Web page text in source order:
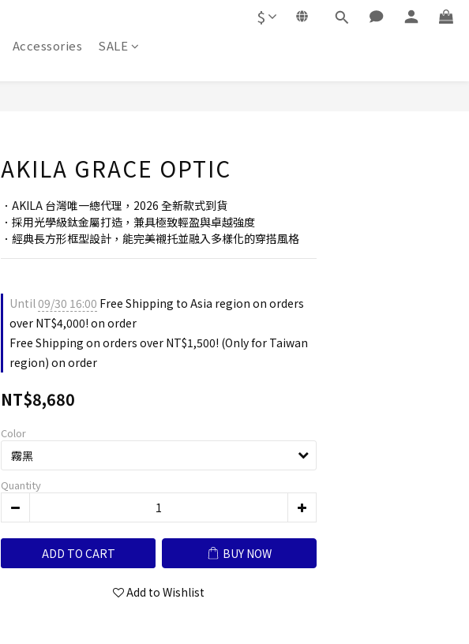
$
Accessories SALE
AKILA GRACE OPTIC
．AKILA 台灣唯一總代理，2026 全新款式到貨
．採用光學級鈦金屬打造，兼具極致輕盈與卓越強度
．經典長方形框型設計，能完美襯托並融入多樣化的穿搭風格
Until09/30 16:00 Free Shipping to Asia region on orders
over NT$4,000! on order
Free Shipping on orders over NT$1,500! (Only for Taiwan
region) on order
NT$8,680
Color
Quantity
ADD TO CART BUY NOW
Add to Wishlist